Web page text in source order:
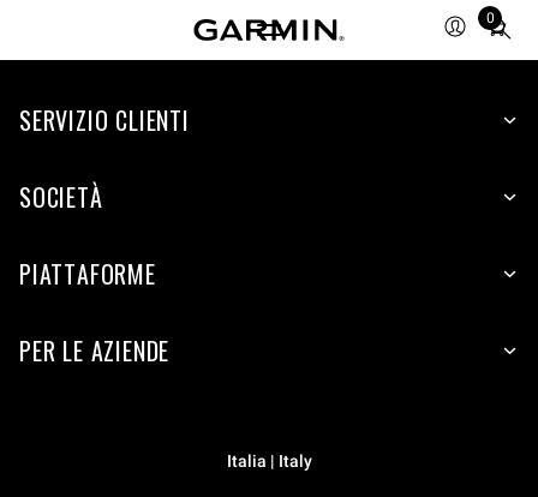
0
Total
items
cart:
SERVIZIO CLIENTI
SOCIETÀ
PIATTAFORME
PER LE AZIENDE
Italia | Italy